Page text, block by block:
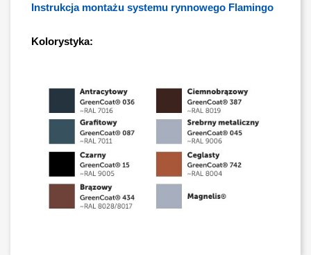
Instrukcja montażu systemu rynnowego Flamingo
Kolorystyka: